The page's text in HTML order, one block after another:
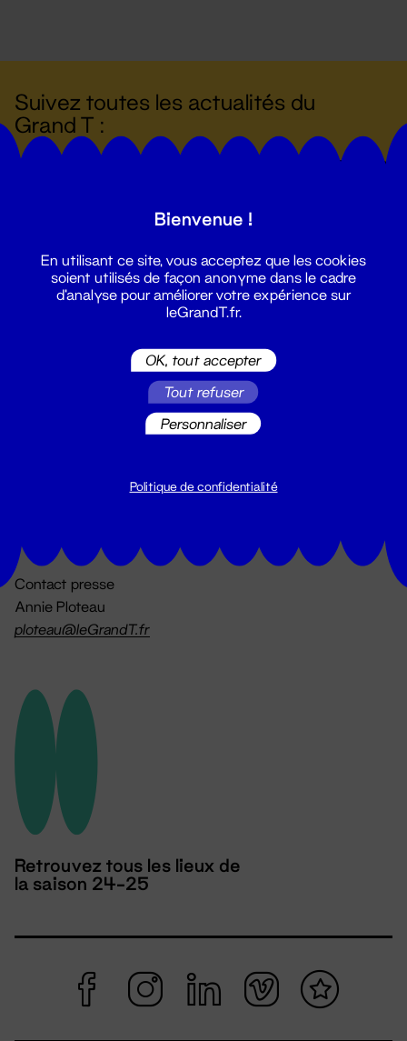
Suivez toutes les actualités du
Grand T :
billetterie@leGrandT.fr
Du lundi au vendredi 14h → 18h
Contact presse
Annie Ploteau
ploteau@leGrandT.fr
Retrouvez tous les lieux de
la saison 24-25
Bienvenue !
En utilisant ce site, vous acceptez que les cookies
soient utilisés de façon anonyme dans le cadre
d'analyse pour améliorer votre expérience sur
leGrandT.fr.
OK, tout accepter
Tout refuser
Personnaliser
Politique de confidentialité